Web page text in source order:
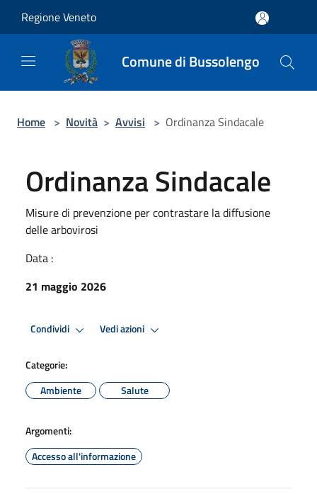
Regione Veneto
Comune di Bussolengo
Home > Novità > Avvisi > Ordinanza Sindacale
Ordinanza Sindacale
Misure di prevenzione per contrastare la diffusione
delle arbovirosi
Data :
21 maggio 2026
Condividi Vedi azioni
Categorie:
Ambiente
Salute
Argomenti:
Accesso all'informazione